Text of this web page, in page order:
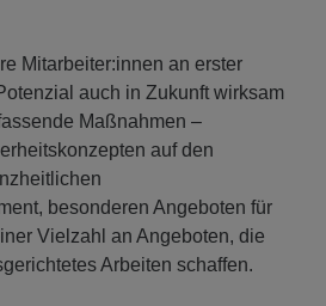
Mitarbeiter:innen an erster
auch in Zukunft wirksam
Maßnahmen –
auf den
besonderen Angeboten für
Vielzahl an Angeboten, die
Arbeiten schaffen.